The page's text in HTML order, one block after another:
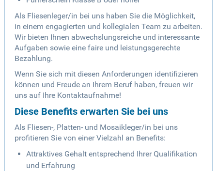
Als Fliesenleger/in bei uns haben Sie die Möglichkeit,
in einem engagierten und kollegialen Team zu arbeiten.
Wir bieten Ihnen abwechslungsreiche und interessante
Aufgaben sowie eine faire und leistungsgerechte
Bezahlung.
Wenn Sie sich mit diesen Anforderungen identifizieren
können und Freude an Ihrem Beruf haben, freuen wir
uns auf Ihre Kontaktaufnahme!
Diese Benefits erwarten Sie bei uns
Als Fliesen-, Platten- und Mosaikleger/in bei uns
profitieren Sie von einer Vielzahl an Benefits:
Attraktives Gehalt entsprechend Ihrer Qualifikation
und Erfahrung